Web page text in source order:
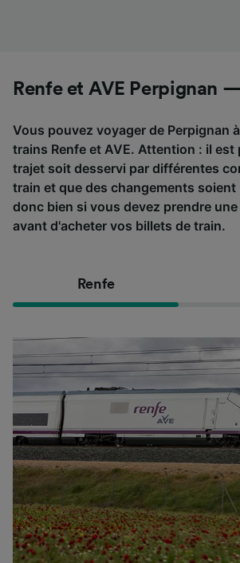
Renfe et AVE Perpignan
Vous pouvez voyager de Perpignan
trains Renfe et AVE. Attention : il est
trajet soit desservi par différentes
train et que des changements
donc bien si vous devez prendre
avant d'acheter vos billets de train.
Renfe